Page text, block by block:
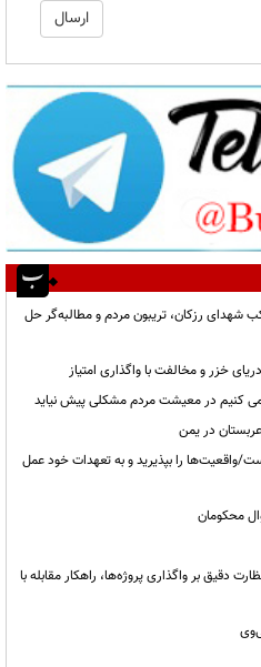
رزکان، تریبون مردم و مطالبه‌گر حل
خزر و مخالفت با واگذاری امتیاز
می کنیم در معیشت مردم مشکلی پیش نیاید
در یمن
واقعیت‌ها را بپذیرید و به تعهدات خود عمل
محکومان
دقیق بر واگذاری پروژه‌ها، راهکار مقابله با